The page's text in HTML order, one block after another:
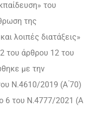
του
της
λοιπές διατάξεις»
του άρθρου 12 του
με την
Ν.4610/2019 (Α ́70)
6 του Ν.4777/2021 (Α